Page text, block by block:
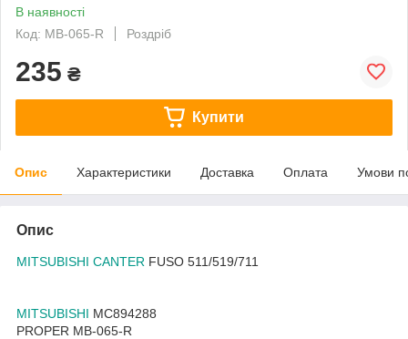
В наявності
Код: MB-065-R
Роздріб
235 ₴
Купити
Опис Характеристики Доставка Оплата Умови
Опис
MITSUBISHI CANTER FUSO 511/519/711
MITSUBISHI MC894288
PROPER MB-065-R